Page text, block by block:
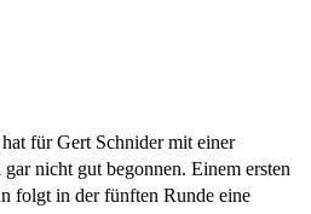
für Gert Schnider mit einer
nicht gut begonnen. Einem ersten
folgt in der fünften Runde eine